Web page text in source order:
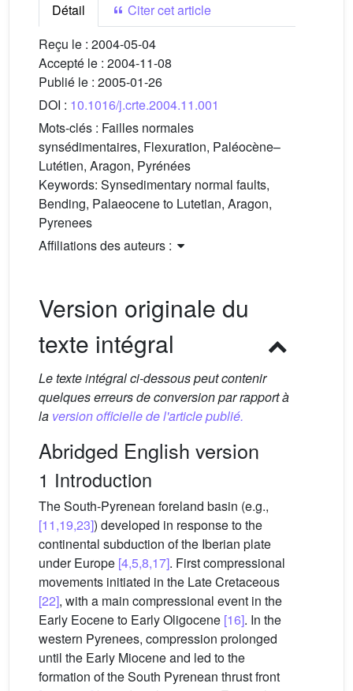
Détail
Citer cet article
Reçu le : 2004-05-04
Accepté le : 2004-11-08
Publié le : 2005-01-26
DOI : 10.1016/j.crte.2004.11.001
Mots-clés : Failles normales
synsédimentaires, Flexuration, Paléocène–
Lutétien, Aragon, Pyrénées
Keywords: Synsedimentary normal faults,
Bending, Palaeocene to Lutetian, Aragon,
Pyrenees
Affiliations des auteurs :
Version originale du
texte intégral
Le texte intégral ci-dessous peut contenir
quelques erreurs de conversion par rapport à
la version officielle de l'article publié.
Abridged English version
1 Introduction
The South-Pyrenean foreland basin (e.g.,
[11,19,23]) developed in response to the
continental subduction of the Iberian plate
under Europe [4,5,8,17]. First compressional
movements initiated in the Late Cretaceous
[22], with a main compressional event in the
Early Eocene to Early Oligocene [16]. In the
western Pyrenees, compression prolonged
until the Early Miocene and led to the
formation of the South Pyrenean thrust front